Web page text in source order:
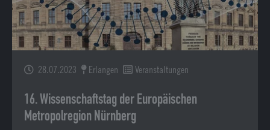
28.07.2023 Erlangen Veranstaltungen
16. Wissenschaftstag der Europäischen
Metropolregion Nürnberg